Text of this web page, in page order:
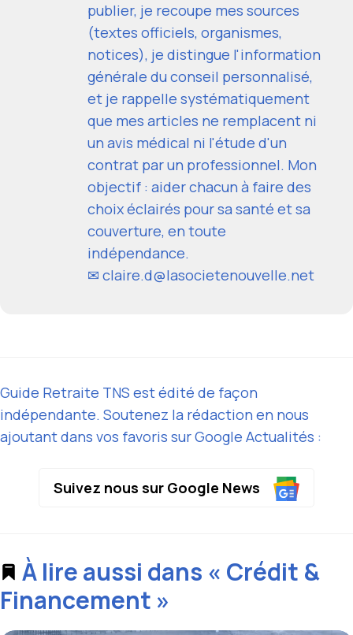
publier, je recoupe mes sources
(textes officiels, organismes,
notices), je distingue l'information
générale du conseil personnalisé,
et je rappelle systématiquement
que mes articles ne remplacent ni
un avis médical ni l'étude d'un
contrat par un professionnel. Mon
objectif : aider chacun à faire des
choix éclairés pour sa santé et sa
couverture, en toute
indépendance.
✉ claire.d@lasocietenouvelle.net
Guide Retraite TNS est édité de façon
indépendante. Soutenez la rédaction en nous
ajoutant dans vos favoris sur Google Actualités :
Suivez nous sur Google News
À lire aussi dans « Crédit &
Financement »